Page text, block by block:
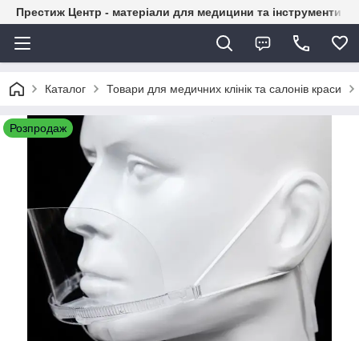
Престиж Центр - матеріали для медицини та інструменти
Каталог Товари для медичних клінік та салонів краси
Розпродаж